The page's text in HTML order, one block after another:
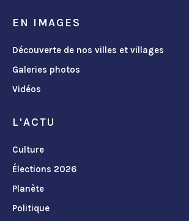
EN IMAGES
Découverte de nos villes et villages
Galeries photos
Vidéos
L'ACTU
Culture
Élections 2026
Planète
Politique